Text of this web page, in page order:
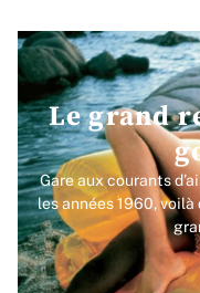
Le grand
Gare aux courants
les années 1960,